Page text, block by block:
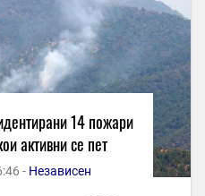
14 пожари
активни се пет
- Независен